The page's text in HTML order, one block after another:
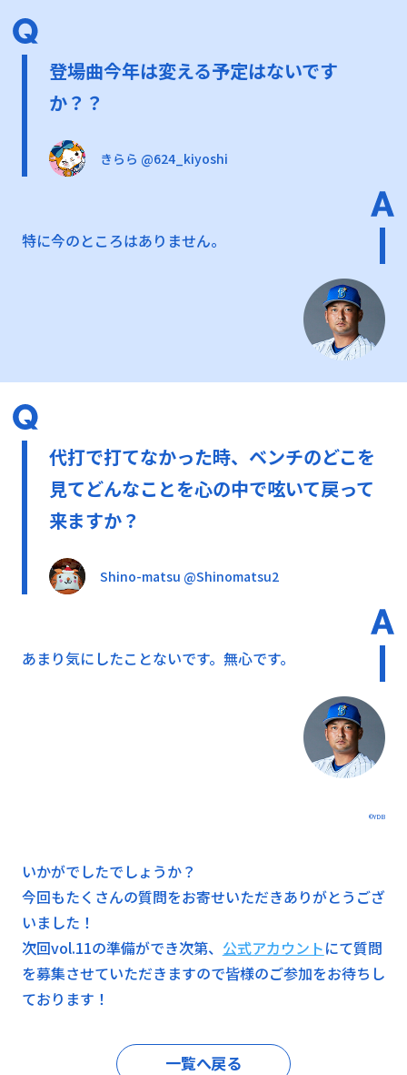
登場曲今年は変える予定はないです
か？？
きらら @624_kiyoshi
特に今のところはありません。
代打で打てなかった時、ベンチのどこを
見てどんなことを心の中で呟いて戻って
来ますか？
Shino-matsu @Shinomatsu2
あまり気にしたことないです。無心です。
©YDB
いかがでしたでしょうか？
今回もたくさんの質問をお寄せいただきありがとうござ
いました！
次回vol.11の準備ができ次第、 公式アカウントにて質問
を募集させていただきますので皆様のご参加をお待ちし
ております！
一覧へ戻る